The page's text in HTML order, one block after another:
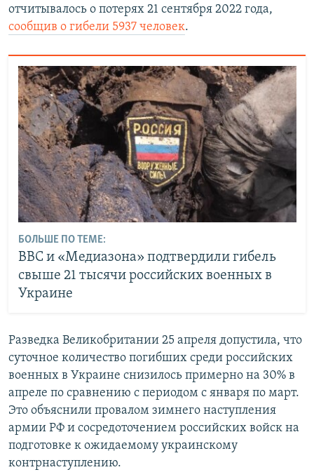
отчитывалось о потерях 21 сентября 2022 года,
сообщив о гибели 5937 человек.
БОЛЬШЕ ПО ТЕМЕ:
BBC и «Медиазона» подтвердили гибель
свыше 21 тысячи российских военных в
Украине
Разведка Великобритании 25 апреля допустила, что
суточное количество погибших среди российских
военных в Украине снизилось примерно на 30% в
апреле по сравнению с периодом с января по март.
Это объяснили провалом зимнего наступления
армии РФ и сосредоточением российских войск на
подготовке к ожидаемому украинскому
контрнаступлению.